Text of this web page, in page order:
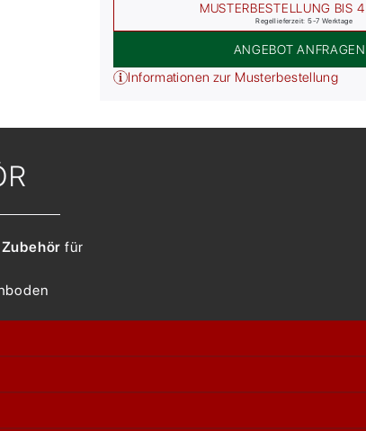
MUSTERBESTELLUNG BIS
Regellieferzeit: 5-7 Werktage
ANGEBOT ANFRAGEN
Informationen zur Musterbestellung
Zubehör für